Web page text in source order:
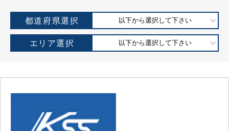
都道府県選択 以下から選択して下さい
エリア選択 以下から選択して下さい